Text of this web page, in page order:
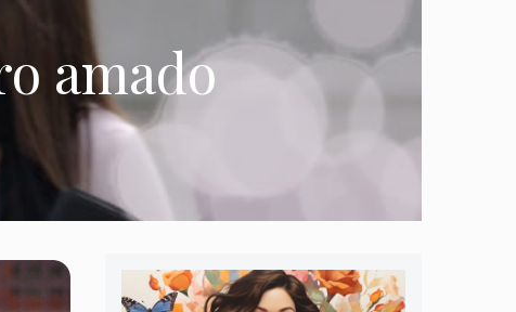
amado